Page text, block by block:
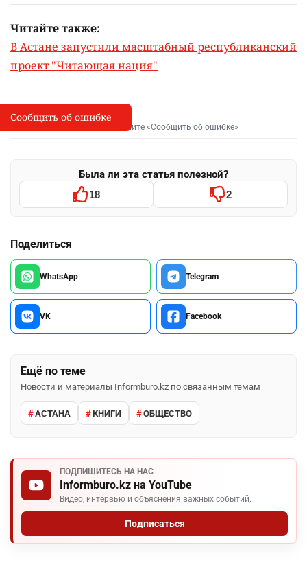
Читайте также:
В Астане запустили масштабный республиканский
проект "Читающая нация"
I
Сообщить об опечатке
Выделите фрагмент и нажмите «Сообщить об ошибке»
Была ли эта статья полезной?
18 2
Поделиться
WhatsApp Telegram
VK Facebook
Ещё по теме
Новости и материалы Informburo.kz по связанным темам
АСТАНА КНИГИ ОБЩЕСТВО
ПОДПИШИТЕСЬ НА НАС
Informburo.kz на YouTube
Видео, интервью и объяснения важных событий.
Подписаться
Сообщить об ошибке